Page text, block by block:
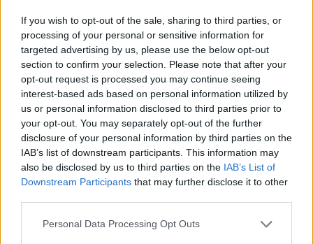
If you wish to opt-out of the sale, sharing to third parties, or
processing of your personal or sensitive information for
targeted advertising by us, please use the below opt-out
section to confirm your selection. Please note that after your
opt-out request is processed you may continue seeing
interest-based ads based on personal information utilized by
us or personal information disclosed to third parties prior to
your opt-out. You may separately opt-out of the further
disclosure of your personal information by third parties on the
IAB’s list of downstream participants. This information may
also be disclosed by us to third parties on the IAB’s List of
Downstream Participants that may further disclose it to other
Personal Data Processing Opt Outs
Czytaj całość
REKLAMA